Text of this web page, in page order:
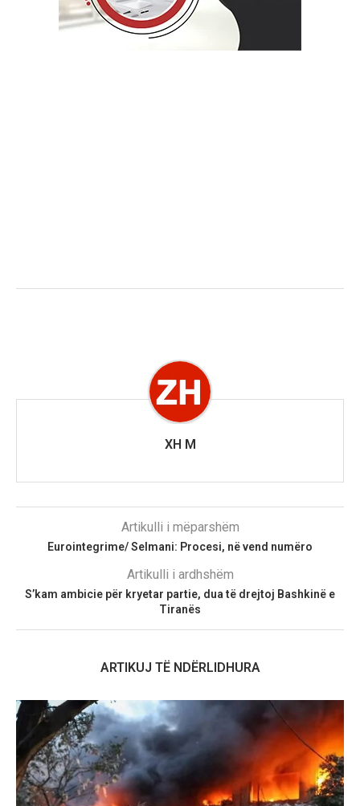
XH M
Artikulli i mëparshëm
Eurointegrime/ Selmani: Procesi, në vend numëro
Artikulli i ardhshëm
S’kam ambicie për kryetar partie, dua të drejtoj Bashkinë e
Tiranës
ARTIKUJ TË NDËRLIDHURA